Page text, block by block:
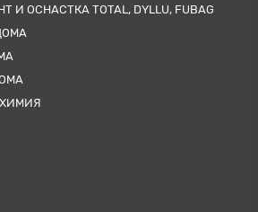
И ОСНАСТКА TOTAL, DYLLU, FUBAG